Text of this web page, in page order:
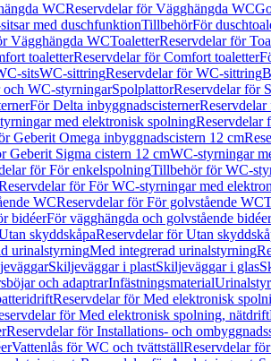
WCReservdelar för Vägghängda WC
med duschfunktionTillbehörFör
Vägghängda WCToaletterReservdelar för
toaletterReservdelar för Comfort toaletter
sitsWC-sittringReservdelar för WC-sittring
och WC-styrningarSpolplattorReservdelar för
För Delta inbyggnadscisterner
med elektronisk spolningReservdelar
Geberit Omega inbyggnadscistern 12 cm
Geberit Sigma cistern 12 cmWC-styrningar
för För enkelspolningTillbehör för WC-
för För WC-styrningar med
WCReservdelar för För golvstående WC
bidéerFör vägghängda och golvstående bidéer
skyddskåpaReservdelar för Utan
urinalstyrningMed integrerad urinalstyrning
Skiljeväggar i plastSkiljeväggar i glas
och adaptrarInfästningsmaterial
Reservdelar för Med elektronisk
för Med elektronisk spolning, nätdrift
Reservdelar för Installations- och
Vattenlås för WC och tvättställReservdelar